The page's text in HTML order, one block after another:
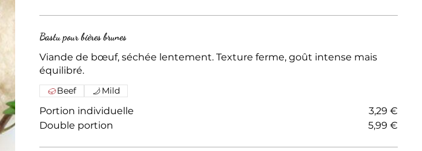
Bastu pour bières brunes
Viande de bœuf, séchée lentement. Texture ferme, goût intense mais
équilibré.
Portion individuelle
3,29 €
Double portion
5,99 €
Beef Mild